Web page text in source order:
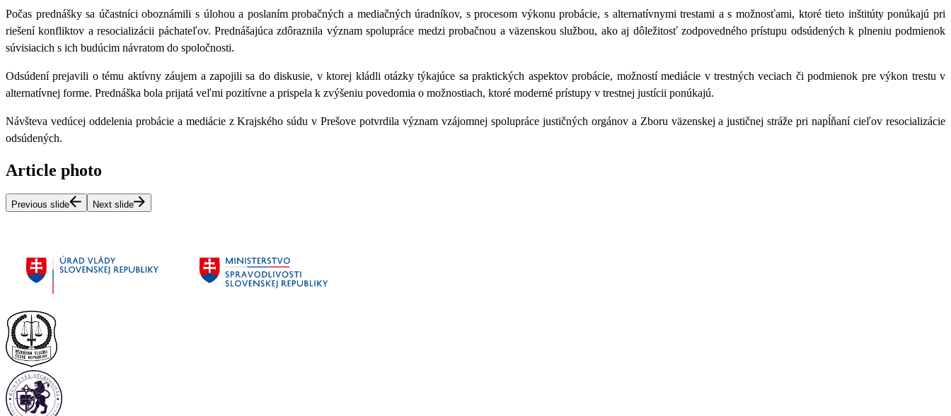
Počas prednášky sa účastníci oboznámili s úlohou a poslaním probačných a mediačných úradníkov, s procesom výkonu probácie, s alternatívnymi trestami a s možnosťami, ktoré tieto inštitúty ponúkajú pri
riešení konfliktov a resocializácii páchateľov. Prednášajúca zdôraznila význam spolupráce medzi probačnou a väzenskou službou, ako aj dôležitosť zodpovedného prístupu odsúdených k plneniu podmienok
súvisiacich s ich budúcim návratom do spoločnosti.
Odsúdení prejavili o tému aktívny záujem a zapojili sa do diskusie, v ktorej kládli otázky týkajúce sa praktických aspektov probácie, možností mediácie v trestných veciach či podmienok pre výkon trestu v
alternatívnej forme. Prednáška bola prijatá veľmi pozitívne a prispela k zvýšeniu povedomia o možnostiach, ktoré moderné prístupy v trestnej justícii ponúkajú.
Návšteva vedúcej oddelenia probácie a mediácie z Krajského súdu v Prešove potvrdila význam vzájomnej spolupráce justičných orgánov a Zboru väzenskej a justičnej stráže pri napĺňaní cieľov resocializácie
odsúdených.
Article photo
Previous slide Next slide